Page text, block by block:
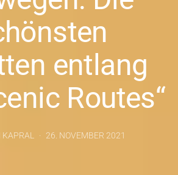
entlang
Routes“
26. NOVEMBER 2021